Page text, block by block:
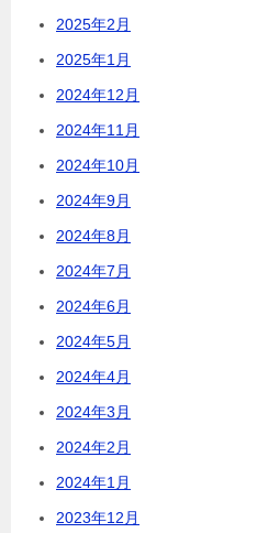
2025年2月
2025年1月
2024年12月
2024年11月
2024年10月
2024年9月
2024年8月
2024年7月
2024年6月
2024年5月
2024年4月
2024年3月
2024年2月
2024年1月
2023年12月